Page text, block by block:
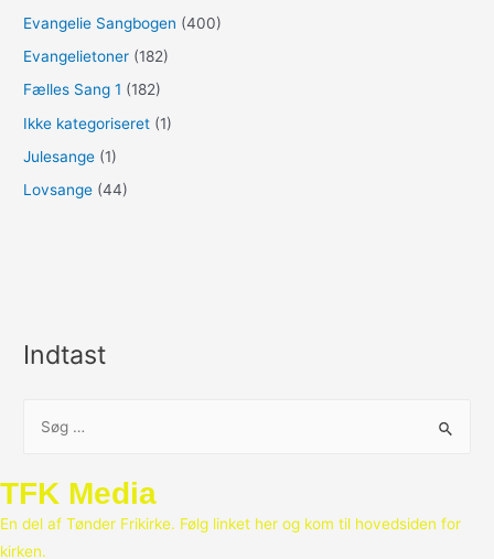
Evangelie Sangbogen (400)
Evangelietoner (182)
Fælles Sang 1 (182)
Ikke kategoriseret (1)
Julesange (1)
Lovsange (44)
Indtast
e
f
TFK Media
En del af Tønder Frikirke. Følg linket her og kom til hovedsiden for
kirken.